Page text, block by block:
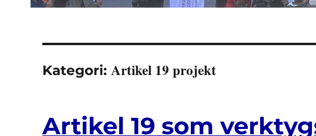
Kategori: Artikel 19 projekt
Artikel 19 som